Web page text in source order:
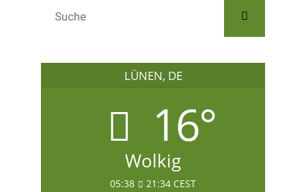
LÜNEN, DE
16°
Wolkig
05:38 21:34 CEST